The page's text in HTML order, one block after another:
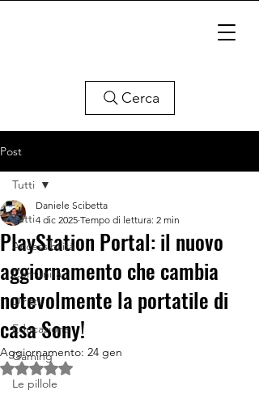
Cerca
Post
Tutti
Accessibilità
Comunità
Diritti
Educazione
Gaming
Le pillole
Tutti
PlayStation Portal: il nuovo
aggiornamento che cambia
notevolmente la portatile di
casa Sony!
Daniele Scibetta
4 dic 2025 Tempo di lettura: 2 min
Aggiornamento: 24 gen
Valutazione NaN stelle su 5.